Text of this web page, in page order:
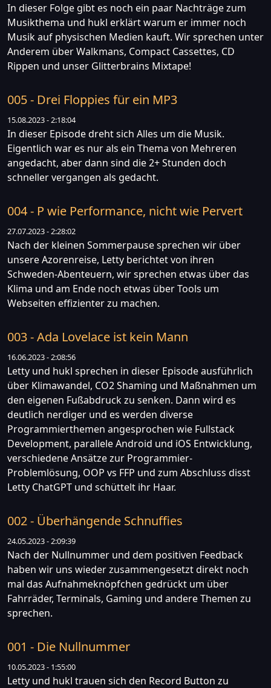
In dieser Folge gibt es noch ein paar Nachträge zum
Musikthema und hukl erklärt warum er immer noch
Musik auf physischen Medien kauft. Wir sprechen unter
Anderem über Walkmans, Compact Cassettes, CD
Rippen und unser Glitterbrains Mixtape!
005 - Drei Floppies für ein MP3
15.08.2023 - 2:18:04
In dieser Episode dreht sich Alles um die Musik.
Eigentlich war es nur als ein Thema von Mehreren
angedacht, aber dann sind die 2+ Stunden doch
schneller vergangen als gedacht.
004 - P wie Performance, nicht wie Pervert
27.07.2023 - 2:28:02
Nach der kleinen Sommerpause sprechen wir über
unsere Azorenreise, Letty berichtet von ihren
Schweden-Abenteuern, wir sprechen etwas über das
Klima und am Ende noch etwas über Tools um
Webseiten effizienter zu machen.
003 - Ada Lovelace ist kein Mann
16.06.2023 - 2:08:56
Letty und hukl sprechen in dieser Episode ausführlich
über Klimawandel, CO2 Shaming und Maßnahmen um
den eigenen Fußabdruck zu senken. Dann wird es
deutlich nerdiger und es werden diverse
Programmierthemen angesprochen wie Fullstack
Development, parallele Android und iOS Entwicklung,
verschiedene Ansätze zur Programmier-
Problemlösung, OOP vs FFP und zum Abschluss disst
Letty ChatGPT und schüttelt ihr Haar.
002 - Überhängende Schnuffies
24.05.2023 - 2:09:39
Nach der Nullnummer und dem positiven Feedback
haben wir uns wieder zusammengesetzt direkt noch
mal das Aufnahmeknöpfchen gedrückt um über
Fahrräder, Terminals, Gaming und andere Themen zu
sprechen.
001 - Die Nullnummer
10.05.2023 - 1:55:00
Letty und hukl trauen sich den Record Button zu